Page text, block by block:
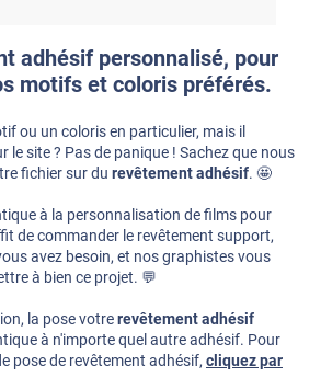
adhésif personnalisé, pour
motifs et coloris préférés.
ou un coloris en particulier, mais il
le site ? Pas de panique ! Sachez que nous
fichier sur du revêtement adhésif. 🤩
à la personnalisation de films pour
de commander le revêtement support,
avez besoin, et nos graphistes vous
à bien ce projet. 💬
la pose votrerevêtement adhésif
à n'importe quel autre adhésif. Pour
pose de revêtement adhésif, cliquez par